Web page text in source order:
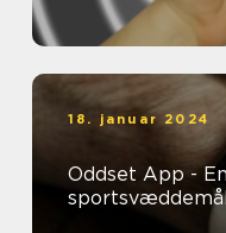
18. januar 2024
Oddset App -